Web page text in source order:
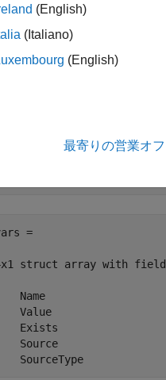
バリアント制御変数を
=
=
struct array with
Name
Value
Exists
Source
SourceType
(English)
(Italiano)
(English)
最寄りの営業オ